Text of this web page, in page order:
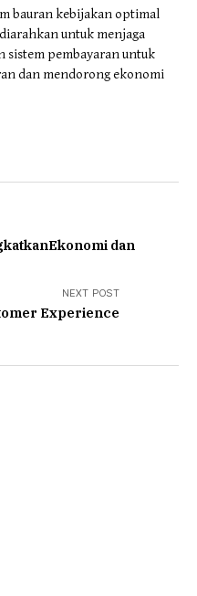
bauran kebijakan optimal
untuk menjaga
sistem pembayaran untuk
dan mendorong ekonomi
dan
NEXT POST
Experience